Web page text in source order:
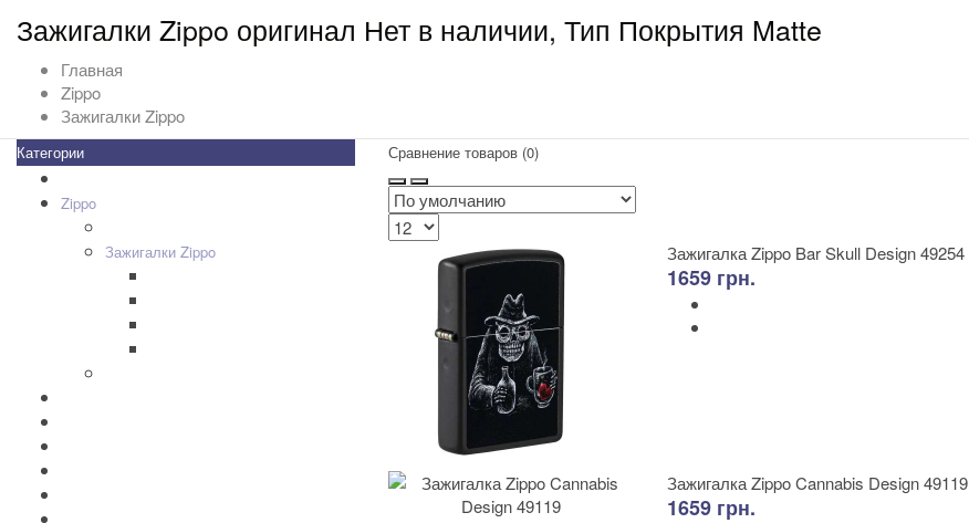
Зажигалки Zippo оригинал Нет в наличии, Тип Покрытия Matte
Главная
Zippo
Зажигалки Zippo
Категории
Zippo
Зажигалки Zippo
Сравнение товаров (0)
Зажигалка Zippo Bar Skull Design 49254
1659 грн.
Зажигалка Zippo Cannabis Design 49119
1659 грн.